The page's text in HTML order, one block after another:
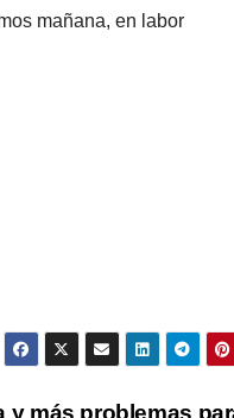
mañana, en labor
y más problemas